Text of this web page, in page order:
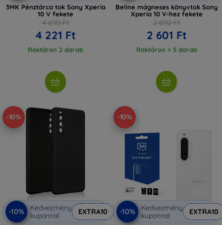
3MK Pénztárca tok Sony Xperia
10 V fekete
4 690 Ft
4 221 Ft
Raktáron 2 darab
Beline mágneses könyvtok Sony
Xperia 10 V-hez fekete
2 890 Ft
2 601 Ft
Raktáron > 5 darab
-10%
-10%
Kedvezmény
kuponnal
EXTRA10
-10%
-10%
Kedvezmény
kuponnal
EXTRA10